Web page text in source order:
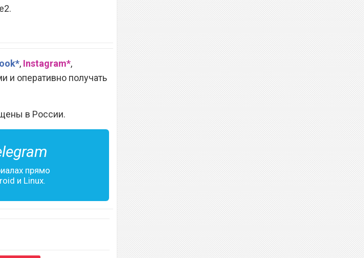
, Instagram*,
и оперативно получать
в России.
прямо
и Linux.